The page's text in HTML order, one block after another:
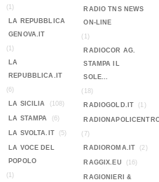
(1)
LA REPUBBLICA
GENOVA.IT
(1)
LA
REPUBBLICA.IT
(6)
LA SICILIA
(108)
LA STAMPA (6)
LA SVOLTA.IT (5)
LA VOCE DEL
POPOLO
(1)
RADIO TNS NEWS
ON-LINE
(1)
RADIOCOR AG.
STAMPA IL
SOLE...
(18)
RADIOGOLD.IT
(1)
(7)
RADIOROMA.IT
(2)
RAGGIX.EU (16)
RAGIONIERI &